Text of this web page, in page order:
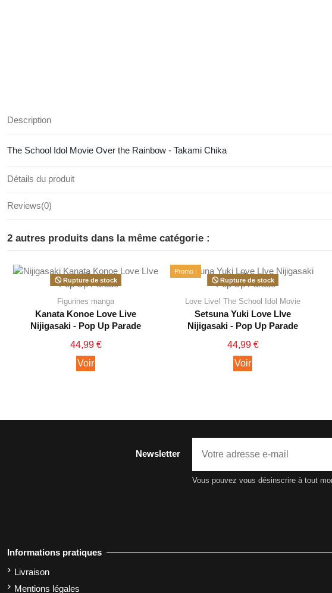
Description
The School Idol Movie Over the Rainbow - Takami Chika
Détails du produit
Reviews(0)
2 autres produits dans la même catégorie :
Rupture de stock
Figurines manga
Kanata Konoe Love Live
Nijigasaki - Pop Up Parade
44,99 €
Voir
Promo !
Rupture de stock
Love Live! The School Idol Movie
Setsuna Yuki Love LIve
Nijigasaki - Pop Up Parade
44,99 €
Voir
Newsletter
Vous pouvez vous désinscrire à tout
Informations pratiques
Livraison
Mentions légales